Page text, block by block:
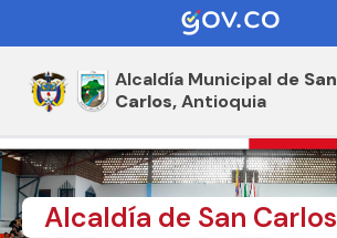
Alcaldía Municipal de San
Carlos,Antioquia
Alcaldía de San Carlos